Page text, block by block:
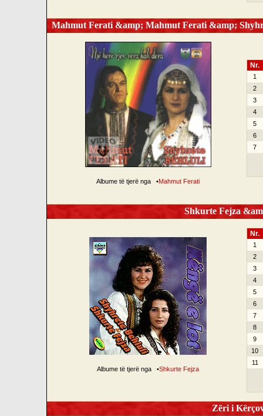
Mahmut Ferati &amp; Mahmut Ferati &amp;
Albume të tjerë nga •Mahmut Ferati
Nr.
1
2
3
4
5
6
7
Shkurte Fejza
Albume të tjerë nga •Shkurte Fejza
Nr.
1
2
3
4
5
6
7
8
9
10
11
Zëri i